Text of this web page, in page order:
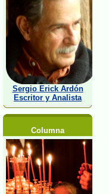
Sergio Erick Ardón
Escritor y Analista
Columna